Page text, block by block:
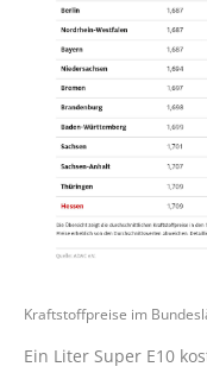
Kraftstoffpreise im
Ein Liter Super E10